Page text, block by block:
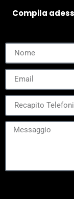
Compila